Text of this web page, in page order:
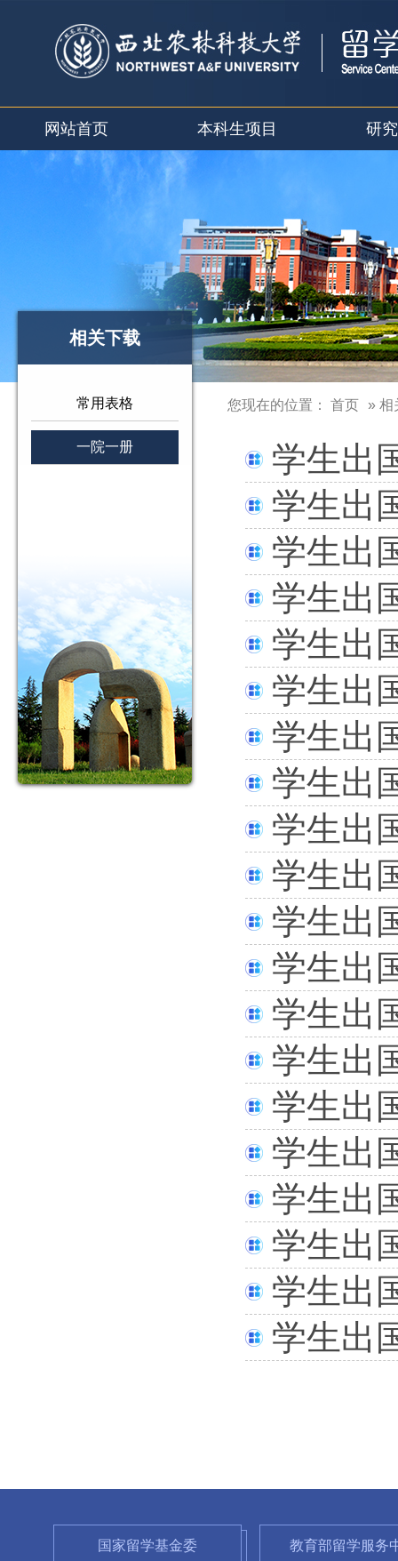
网站首页 本科生项目 研
相关下载
常用表格
一院一册
您现在的位置： 首页 » 相
学生出
学生出
学生出
学生出
学生出
学生出
学生出
学生出
学生出
学生出
学生出
学生出
学生出
学生出
学生出
学生出
学生出
学生出
学生出
学生出
国家留学基金委 教育部留学服务